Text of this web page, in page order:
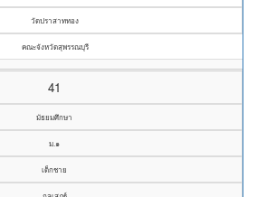
วัดปราสาททอง
คณะจังหวัดสุพรรณบุรี
41
มัธยมศึกษา
ม.๑
เด็กชาย